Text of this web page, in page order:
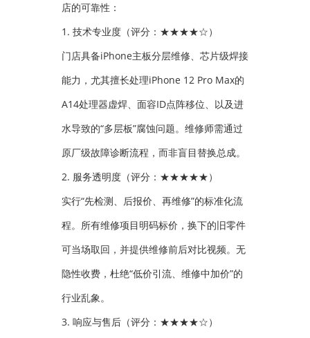
店的可靠性：
1. 技术专业度（评分：★★★★☆）
门店具备iPhone主板分层维修、芯片级焊接
能力，尤其擅长处理iPhone 12 Pro Max的
A14处理器虚焊、面容ID点阵移位、以及进
水导致的“多层板”腐蚀问题。维修师需通过
原厂级故障诊断流程，而非盲目替换总成。
2. 服务透明度（评分：★★★★★）
实行“先检测、后报价、再维修”的标准化流
程。所有维修项目明码标价，换下的旧零件
可当场取回，并提供维修前后对比视频。无
隐性收费，杜绝“低价引流、维修中加价”的
行业乱象。
3. 响应与售后（评分：★★★★☆）